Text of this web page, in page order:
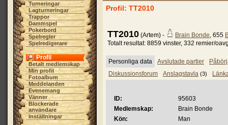
Turneringar
Lagturneringar
Trappor
Dammspel
Pokerbord
Spelregler
Spelredigerare
Profil
Betalt medlemskap
Min profil
Fotoalbum
Meddelanden
Evenemang
Vänner
Blockerade
användare
Inställningar
Profil: TT2010
TT2010 (Artem) - Brain Bonde, 655
Totalt resultat: 8859 vinster, 332 remier/
Personliga data Avslutade partier
Diskussionsforum
Anslagstavla (3)
ID:
95603
Medlemskap:
Brain Bonde
Kön:
Man